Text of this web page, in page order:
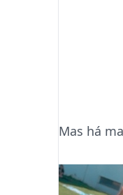
Mas há